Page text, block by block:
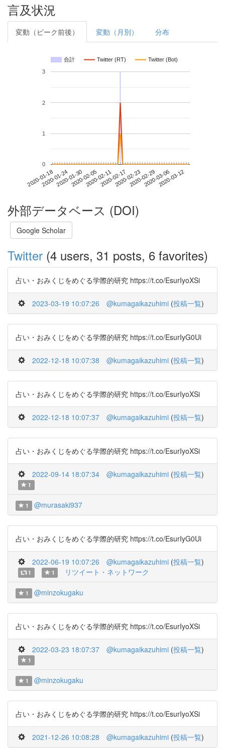
言及状況
変動（ピーク前後） 変動（月別） 分布
合計 Twitter (RT) Twitter (Bot)
2020-01-182020-01-242020-01-302020-02-052020-02-112020-02-172020-02-232020-02-292020-03-062020-03-12
0
1
2
3
外部データベース (DOI)
Google Scholar
Twitter (4 users, 31 posts, 6 favorites)
占い・おみくじをめぐる学際的研究 https://t.co/EsurIyoXSi
2023-03-19 10:07:26 @kumagaikazuhimi (投稿一覧)
占い・おみくじをめぐる学際的研究 https://t.co/EsurIyG0Ui
2022-12-18 10:07:38 @kumagaikazuhimi (投稿一覧)
占い・おみくじをめぐる学際的研究 https://t.co/EsurIyoXSi
2022-12-18 10:07:37 @kumagaikazuhimi (投稿一覧)
占い・おみくじをめぐる学際的研究 https://t.co/EsurIyoXSi
2022-09-14 18:07:34 @kumagaikazuhimi (投稿一覧)
1
1 @murasaki937
占い・おみくじをめぐる学際的研究 https://t.co/EsurIyG0Ui
2022-06-19 10:07:26 @kumagaikazuhimi (投稿一覧)
1 1 リツイート・ネットワーク
1 @minzokugaku
占い・おみくじをめぐる学際的研究 https://t.co/EsurIyoXSi
2022-03-23 18:07:37 @kumagaikazuhimi (投稿一覧)
1
1 @minzokugaku
占い・おみくじをめぐる学際的研究 https://t.co/EsurIyoXSi
2021-12-26 10:08:28 @kumagaikazuhimi (投稿一覧)